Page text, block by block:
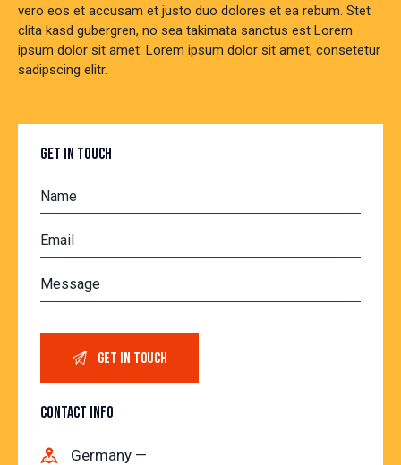
vero eos et accusam et justo duo dolores et ea rebum. Stet
clita kasd gubergren, no sea takimata sanctus est Lorem
ipsum dolor sit amet. Lorem ipsum dolor sit amet, consetetur
sadipscing elitr.
GET IN TOUCH
CONTACT INFO
Germany —